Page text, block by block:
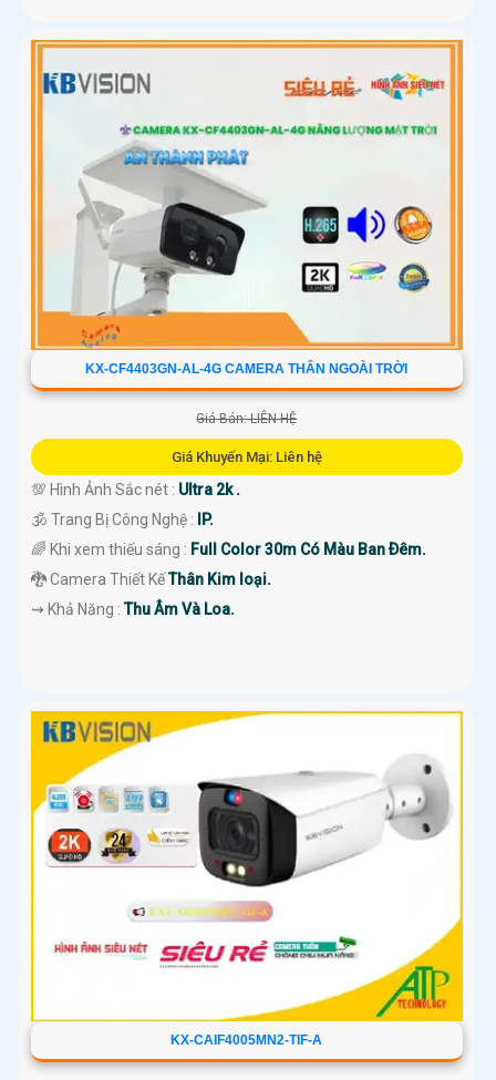
KX-CF4403GN-AL-4G CAMERA THÂN NGOÀI TRỜI
Giá Bán: LIÊN HỆ
Giá Khuyến Mại: Liên hệ
💯 Hình Ảnh Sắc nét : Ultra 2k .
🕉️ Trang Bị Công Nghệ :
IP.
🌈 Khi xem thiếu sáng : Full Color 30m Có Màu Ban Ðêm.
🐉️ Camera Thiết KếThân Kim loại.
️⇝ Khả Năng :Thu Âm Và Loa.
KX-CAIF4005MN2-TIF-A